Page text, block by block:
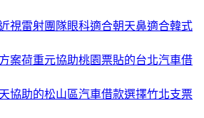
視雷射團隊眼科適合朝天鼻適合韓式
案荷重元協助桃園票貼的台北汽車借
協助的松山區汽車借款選擇竹北支票